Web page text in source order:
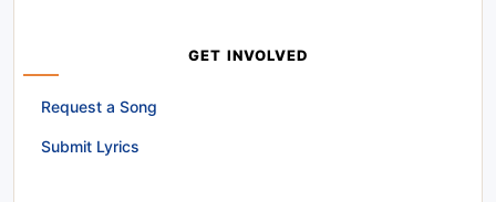
GET INVOLVED
Request a Song
Submit Lyrics